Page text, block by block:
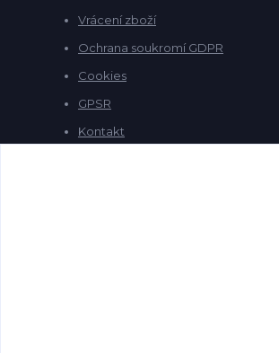
Vrácení zboží
Ochrana soukromí GDPR
Cookies
GPSR
Kontakt